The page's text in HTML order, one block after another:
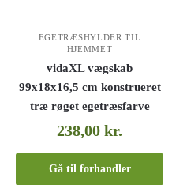
EGETRÆSHYLDER TIL
HJEMMET
vidaXL vægskab
99x18x16,5 cm konstrueret
træ røget egetræsfarve
238,00kr.
Gå til forhandler